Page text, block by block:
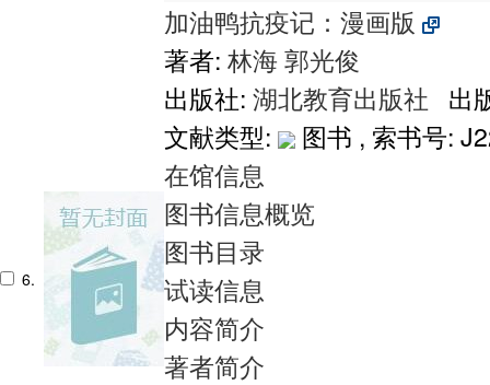
6.
加油鸭抗疫记：漫画版
著者: 林海 郭光俊
出版社: 湖北教育出版社 出
文献类型:
图书 , 索书号:
在馆信息
图书信息概览
图书目录
试读信息
内容简介
著者简介